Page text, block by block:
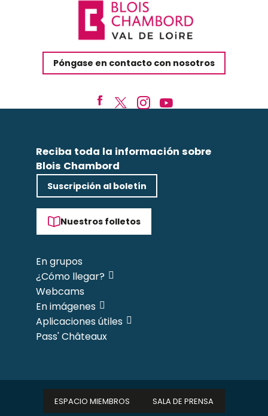
Póngase en contacto con nosotros
Reciba toda la información sobre
Blois Chambord
Suscripción al boletín
Nuestros folletos
En grupos
¿Cómo llegar?
Webcams
En imágenes
Aplicaciones útiles
Pass' Châteaux
ESPACIO MIEMBROS SALA DE PRENSA